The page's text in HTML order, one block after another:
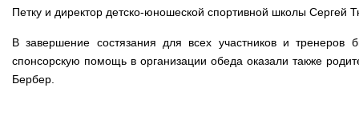
Петку и директор детско-юношеской спортивной школы Сергей
В завершение состязания для всех участников и
спонсорскую помощь в организации обеда оказали также
Бербер.